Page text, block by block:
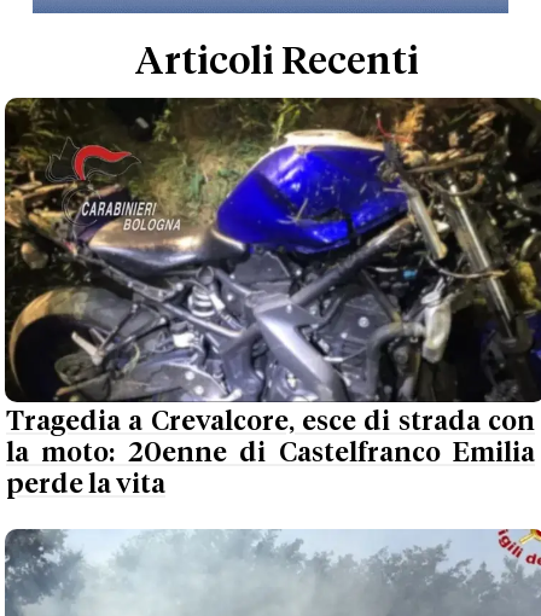
Articoli Recenti
Tragedia a Crevalcore, esce di strada con
la moto: 20enne di Castelfranco Emilia
perde la vita